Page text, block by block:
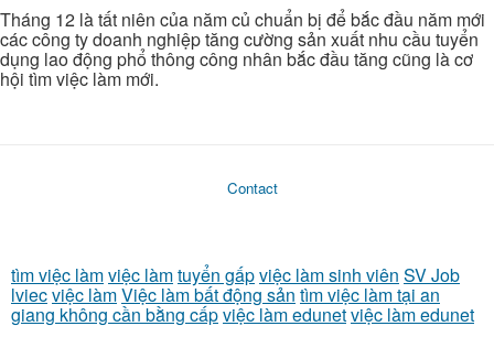
Tháng 12 là tất niên của năm củ chuẩn bị để bắc đầu năm mới
các công ty doanh nghiệp tăng cường sản xuất nhu cầu tuyển
dụng lao động phổ thông công nhân bắc đầu tăng cũng là cơ
hội tìm việc làm mới.
Contact
tìm việc làmviệc làmtuyển gấpviệc làm sinh viên SV Job
lviecviệc làmViệc làm bất động sản tìm việc làm tại an
giang không cần bằng cấpviệc làm edunetviệc làm edunet